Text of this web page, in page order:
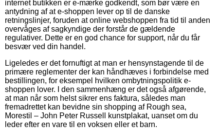
internet butikken er e-mærke godkendt, som bør være en
antydning af at e-shoppen lever op til de danske
retningslinjer, foruden at online webshoppen fra tid til anden
overvåges af sagkyndige der forstår de gældende
regulativer. Dette er en god chance for support, når du får
besvær ved din handel.
Ligeledes er det fornuftigt at man er hensynstagende til de
primære reglementer der kan håndhæves i forbindelse med
bestillingen, for eksempel hvilken ombytningspolitik e-
shoppen lover. I den sammenhæng er det også afgørende,
at man når som helst sikrer ens faktura, således man
fremadrettet kan bevidne sin shopping af Rough sea,
Morestil – John Peter Russell kunstplakat, uanset om du
leder efter en vare til en voksen eller et barn.